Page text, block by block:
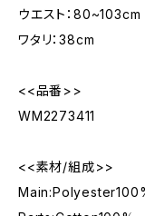
ウエスト：
ワタリ：38cm
<<品番>>
WM2273411
<<素材/組成>>